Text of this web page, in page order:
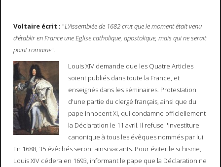
Voltaire écrit : "L'Assemblée de 1682 crut que le moment était venu
d'établir en France une Eglise catholique, apostolique, mais qui ne serait
point romaine".
Louis XIV demande que les Quatre Articles
soient publiés dans toute la France, et
enseignés dans les séminaires. Protestation
d'une partie du clergé français, ainsi que du
pape Innocent XI, qui condamne officiellement
la Déclaration le 11 avril. Il refuse l'investiture
canonique à tous les évêques nommés par lui.
En 1688, 35 évêchés seront ainsi vacants. Pour éviter le schisme,
Louis XIV cédera en 1693, informant le pape que la Déclaration ne